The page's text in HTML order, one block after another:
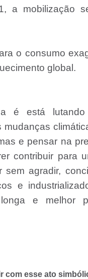
a mobilização
o consumo
global.
é está
e pensar na
contribuir para
sem agradir,
e
e melhor
com esse ato